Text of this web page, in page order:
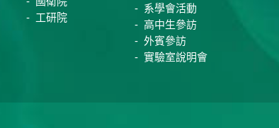
工研院
系學會活動
高中生參訪
外賓參訪
實驗室說明會